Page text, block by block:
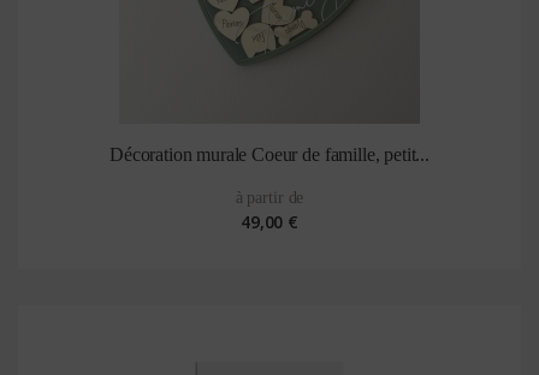
Décoration murale Coeur de famille, petit...
à partir de
49,00 €